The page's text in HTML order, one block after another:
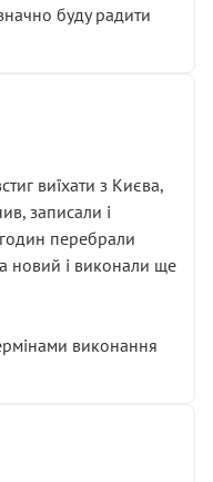
буду радити
виїхати з Києва,
записали і
перебрали
новий і виконали ще
виконання